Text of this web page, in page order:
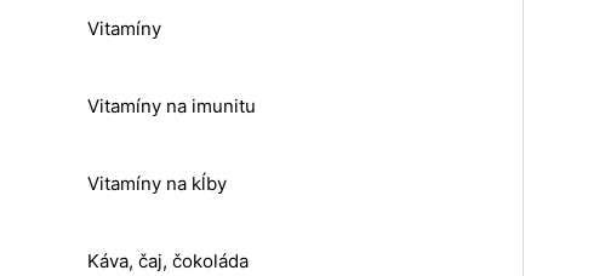
Vitamíny
Vitamíny na imunitu
Vitamíny na kĺby
Káva, čaj, čokoláda